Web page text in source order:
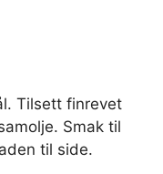
Tilsett finrevet
Smak til
til side.